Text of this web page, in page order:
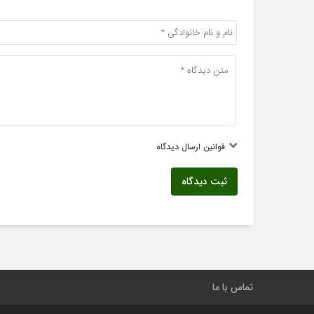
قوانین ارسال دیدگاه
ثبت دیدگاه
تماس با ما